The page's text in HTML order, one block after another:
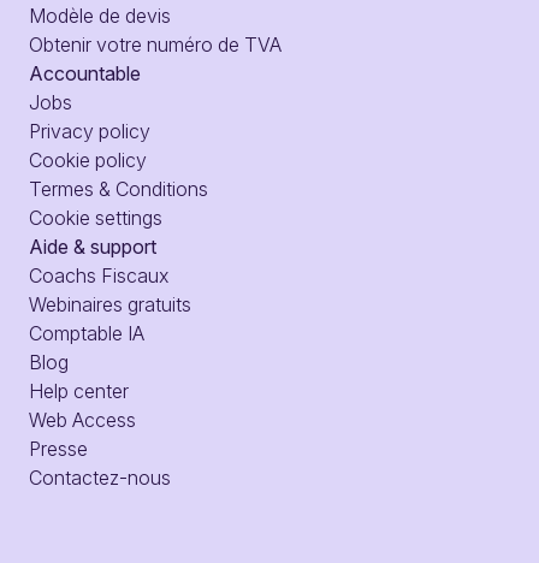
Modèle de devis
Obtenir votre numéro de TVA
Accountable
Jobs
Privacy policy
Cookie policy
Termes & Conditions
Cookie settings
Aide & support
Coachs Fiscaux
Webinaires gratuits
Comptable IA
Blog
Help center
Web Access
Presse
Contactez-nous